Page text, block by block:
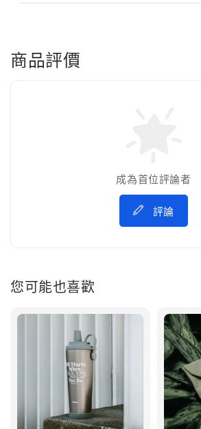
商品評價
成為首位評論者
評論
您可能也喜歡